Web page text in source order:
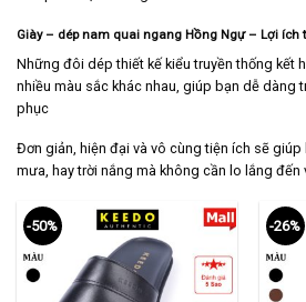
Giày – dép nam quai ngang Hồng Ngự – Lợi ích
Những đôi dép thiết kế kiểu truyền thống kết
nhiều màu sắc khác nhau, giúp bạn dễ dàng
phục
Đơn giản, hiện đại và vô cùng tiện ích sẽ
mưa, hay trời nắng mà không cần lo lắng đến
-50% -26%